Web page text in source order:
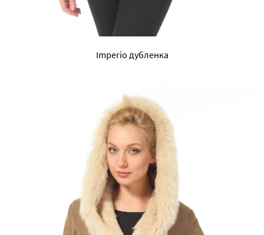
Imperio дубленка